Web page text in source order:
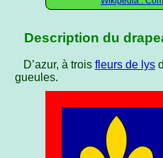
Description du
D’azur, à trois fleurs de lys
gueules.